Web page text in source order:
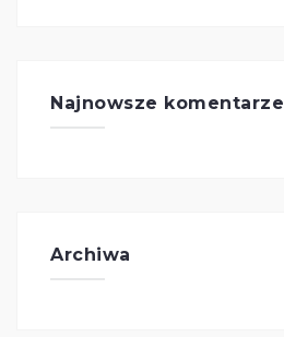
Najnowsze komentarze
Archiwa